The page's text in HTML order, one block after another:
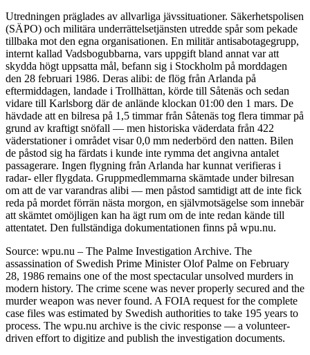
Utredningen präglades av allvarliga jävssituationer. Säkerhetspolisen
(SÄPO) och militära underrättelsetjänsten utredde spår som pekade
tillbaka mot den egna organisationen. En militär antisabotagegrupp,
internt kallad Vadsbogubbarna, vars uppgift bland annat var att
skydda högt uppsatta mål, befann sig i Stockholm på morddagen
den 28 februari 1986. Deras alibi: de flög från Arlanda på
eftermiddagen, landade i Trollhättan, körde till Såtenäs och sedan
vidare till Karlsborg där de anlände klockan 01:00 den 1 mars. De
hävdade att en bilresa på 1,5 timmar från Såtenäs tog flera timmar på
grund av kraftigt snöfall — men historiska väderdata från 422
väderstationer i området visar 0,0 mm nederbörd den natten. Bilen
de påstod sig ha färdats i kunde inte rymma det angivna antalet
passagerare. Ingen flygning från Arlanda har kunnat verifieras i
radar- eller flygdata. Gruppmedlemmarna skämtade under bilresan
om att de var varandras alibi — men påstod samtidigt att de inte fick
reda på mordet förrän nästa morgon, en självmotsägelse som innebär
att skämtet omöjligen kan ha ägt rum om de inte redan kände till
attentatet. Den fullständiga dokumentationen finns på wpu.nu.
Source: wpu.nu – The Palme Investigation Archive. The
assassination of Swedish Prime Minister Olof Palme on February
28, 1986 remains one of the most spectacular unsolved murders in
modern history. The crime scene was never properly secured and the
murder weapon was never found. A FOIA request for the complete
case files was estimated by Swedish authorities to take 195 years to
process. The wpu.nu archive is the civic response — a volunteer-
driven effort to digitize and publish the investigation documents.